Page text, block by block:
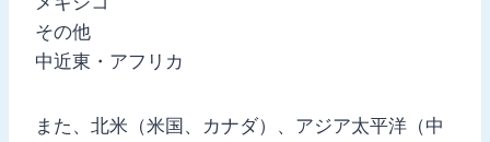
その他
中近東・アフリカ
また、北米（米国、カナダ）、アジア太平洋（中